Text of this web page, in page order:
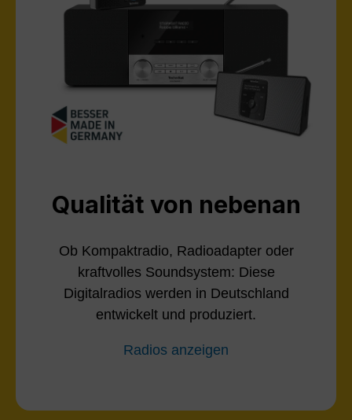
Qualität von nebenan
Ob Kompaktradio, Radioadapter oder
kraftvolles Soundsystem: Diese
Digitalradios werden in Deutschland
entwickelt und produziert.
Radios anzeigen